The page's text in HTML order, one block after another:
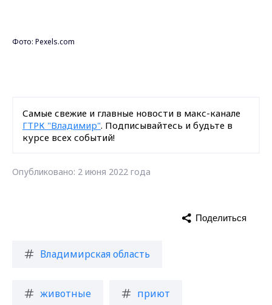
Фото: Pexels.com
Самые свежие и главные новости в макс-канале
ГТРК "Владимир". Подписывайтесь и будьте в
курсе всех событий!
Опубликовано: 2 июня 2022 года
Владимирская область
животные приют
Поделиться